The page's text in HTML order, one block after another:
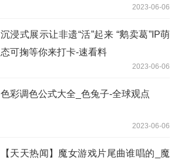
2023-06-06
沉浸式展示让非遗“活”起来 “鹅卖葛”IP萌
态可掬等你来打卡-速看料
2023-06-06
色彩调色公式大全_色兔子-全球观点
2023-06-06
【天天热闻】魔女游戏片尾曲谁唱的_魔